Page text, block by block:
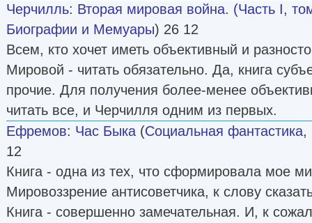
Черчилль: Вторая мировая война. (Часть I,
Биографии и Мемуары) 26 12
Всем, кто хочет иметь объективный и
Мировой - читать обязательно. Да, книга
прочие. Для получения более-менее
читать все, и Черчилля одним из первых.
Ефремов: Час Быка (Социальная фантастика,
12
Книга - одна из тех, что сформировала мое
Мировоззрение антисоветчика, к слову
Книга - совершенно замечательная. И, к